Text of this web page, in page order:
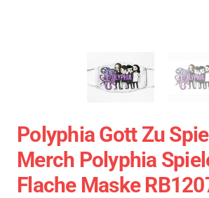
Polyphia Gott Zu
Merch Polyphia
Flache Maske